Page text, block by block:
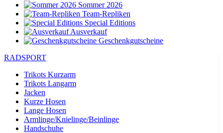
Sommer 2026
Team-Repliken
Special Editions
Ausverkauf
Geschenkgutscheine
RADSPORT
Trikots Kurzarm
Trikots Langarm
Jacken
Kurze Hosen
Lange Hosen
Armlinge/Knielinge/Beinlinge
Handschuhe